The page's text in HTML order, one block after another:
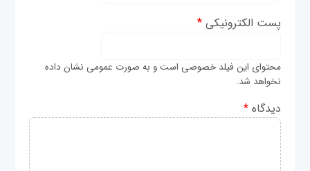
پست الکترونیکی*
محتوای این فیلد خصوصی است و به صورت عمومی نشان داده
نخواهد شد.
دیدگاه*